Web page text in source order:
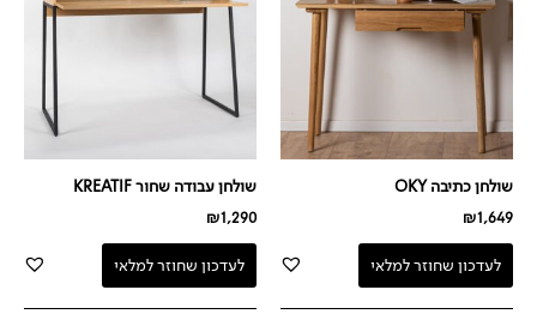
שולחן כתיבה OKY
₪1,649
לעדכון שחוזר למלאי
שולחן עבודה שחור KREATIF
₪1,290
לעדכון שחוזר למלאי